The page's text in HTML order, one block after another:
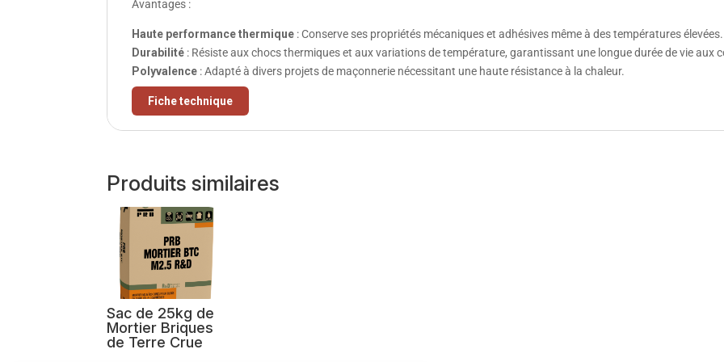
Avantages :
Haute performance thermique : Conserve ses propriétés mécaniques et adhésives même à des températures élevées.
Durabilité : Résiste aux chocs thermiques et aux variations de température, garantissant une longue durée de vie aux
Polyvalence : Adapté à divers projets de maçonnerie nécessitant une haute résistance à la chaleur.
Fiche technique
Produits similaires
Sac de 25kg de
Mortier Briques
de Terre Crue